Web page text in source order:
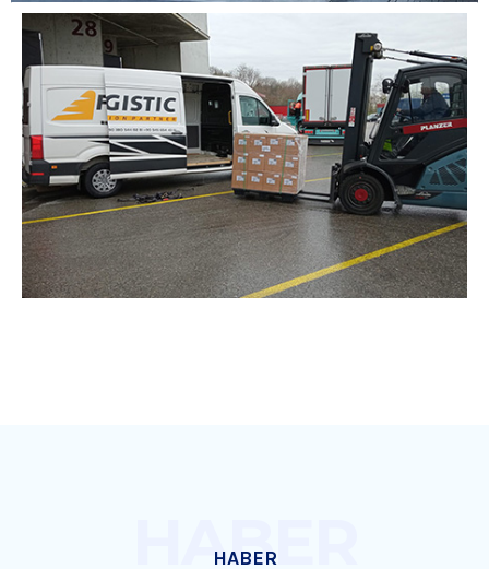
HABER
HABER